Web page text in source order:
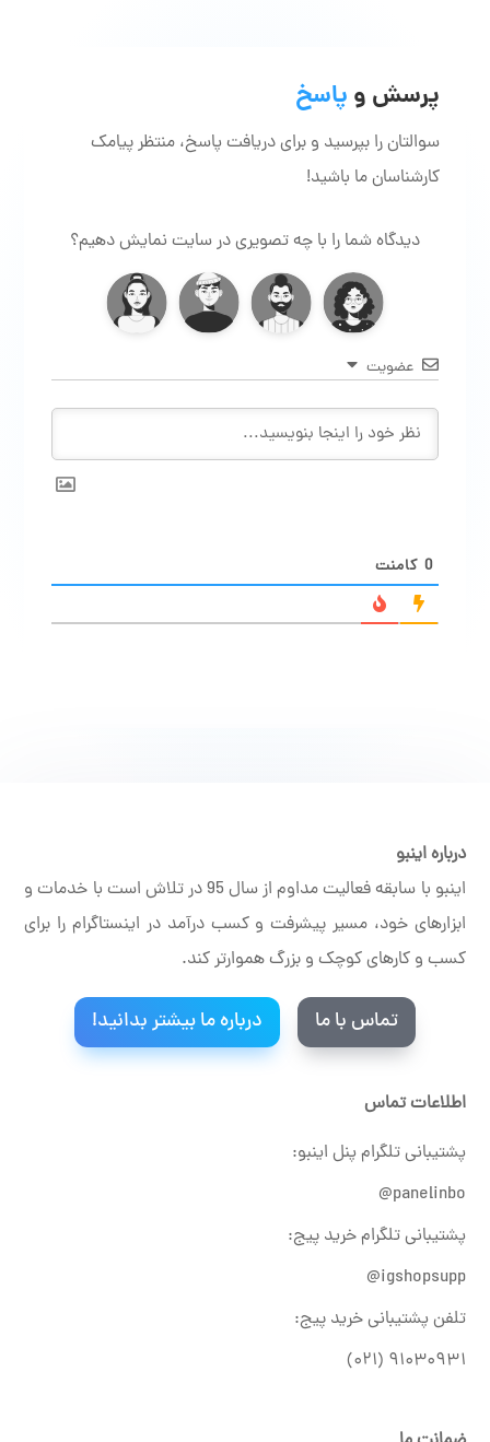
پرسش و پاسخ
سوالتان را بپرسید و برای دریافت پاسخ، منتظر پیامک
کارشناسان ما باشید!
دیدگاه شما را با چه تصویری در سایت نمایش دهیم؟
عضویت
0 کامنت
درباره اینبو
اینبو با سابقه فعالیت مداوم از سال 95 در تلاش است با خدمات و
ابزارهای خود، مسیر پیشرفت و کسب درآمد در اینستاگرام را برای
کسب و کارهای کوچک و بزرگ هموارتر کند.
تماس با ما درباره ما بیشتر بدانید!
اطلاعات تماس
پشتیبانی تلگرام پنل اینبو:
panelinbo@
پشتیبانی تلگرام خرید پیج:
igshopsupp@
تلفن پشتیبانی خرید پیج:
۹۱۰۳۰۹۳۱ (۰۲۱)